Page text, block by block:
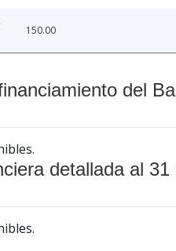
150.00
del
detallada al